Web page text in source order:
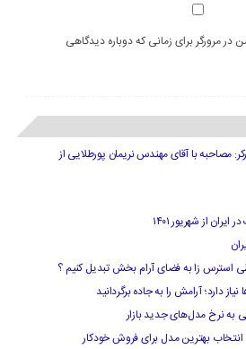
در مرورگر برای زمانی که دوباره دیدگاهی
مصاحبه با آقای مهندس نریمان پورطلایی از
از شهریور ۱۴۰۱
استرس زا به فضای آرام بخش تبدیل کنیم ؟
دارد؛ آرامش را به جاده برگردانید
به نرخ مدل‌های جدید بازار
بهترین مدل برای فروش خودکار